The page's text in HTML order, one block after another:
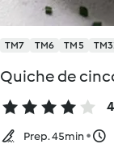
TM7 TM6 TM5
Quiche de
Prep. 45min